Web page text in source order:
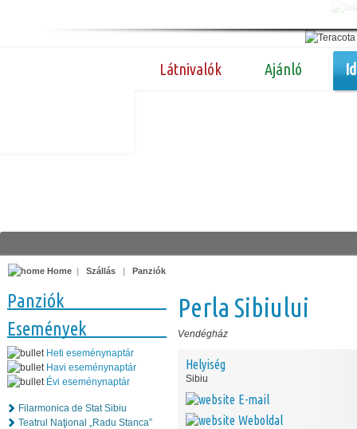
Látnivalók Ajánló
Home | Szállás | Panziók
Panziók
Események
Heti eseménynaptár
Havi eseménynaptár
Évi eseménynaptár
Filarmonica de Stat Sibiu
Teatrul Naţional „Radu Stanca”
Perla Sibiului
Vendégház
Helyiség
Sibiu
E-mail
Weboldal